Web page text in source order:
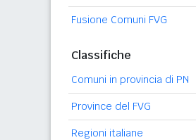
Fusione Comuni FVG
Classifiche
Comuni in provincia di PN
Province del FVG
Regioni italiane